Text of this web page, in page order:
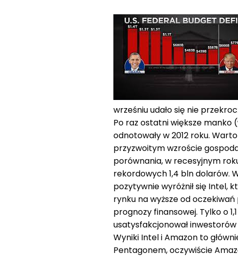
wrześniu udało się nie
Po raz ostatni większe manko
odnotowały w 2012 roku.
przyzwoitym wzroście
porównania, w recesyjnym
rekordowych 1,4 bln dolarów.
pozytywnie wyróżnił się Intel,
rynku na wyższe od
prognozy finansowej. Tylko o
usatysfakcjonował
Wyniki Intel i Amazon to
Pentagonem, oczywiście